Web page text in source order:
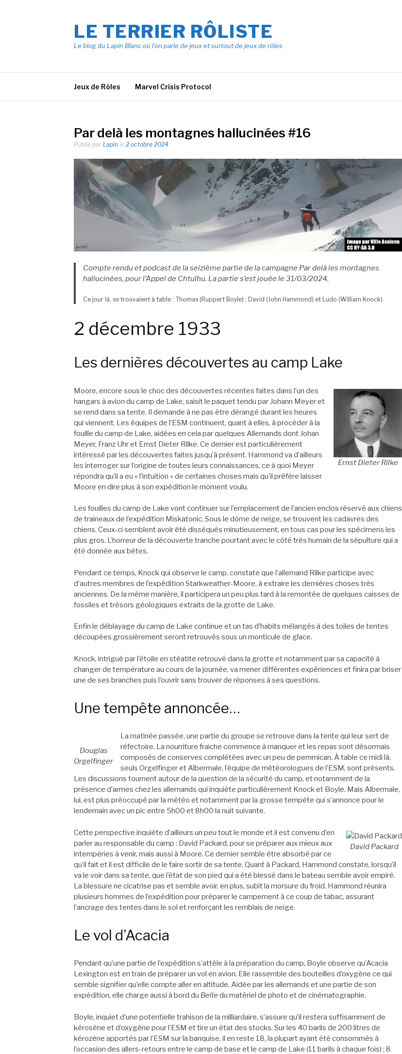
LE TERRIER RÔLISTE
Le blog du Lapin Blanc où l'on parle de jeux et surtout de jeux de rôles
Jeux de Rôles Marvel Crisis Protocol
Par delà les montagnes hallucinées #16
Publié par Lapin le 2 octobre 2024
Compte rendu et podcast de la seizième partie de la campagne Par delà les montagnes
hallucinées, pour l’Appel de Chtulhu. La partie s’est jouée le 31/03/2024.
Ce jour là, se trouvaient à table : Thomas (Ruppert Boyle) ; David (John Hammond) et Ludo (William Knock).
2 décembre 1933
Les dernières découvertes au camp Lake
Ernst Dieter Rilke
Moore, encore sous le choc des découvertes récentes faites dans l’un des
hangars à avion du camp de Lake, saisit le paquet tendu par Johann Meyer et
se rend dans sa tente. Il demande à ne pas être dérangé durant les heures
qui viennent. Les équipes de l’ESM continuent, quant à elles, à procéder à la
fouille du camp de Lake, aidées en cela par quelques Allemands dont Johan
Meyer, Franz Uhr et Ernst Dieter Rilke. Ce dernier est particulièrement
intéressé par les découvertes faites jusqu’à présent. Hammond va d’ailleurs
les interroger sur l’origine de toutes leurs connaissances, ce à quoi Meyer
répondra qu’il a eu « l’intuition » de certaines choses mais qu’il préfère laisser
Moore en dire plus à son expédition le moment voulu.
Les fouilles du camp de Lake vont continuer sur l’emplacement de l’ancien enclos réservé aux chiens
de traineaux de l’expédition Miskatonic. Sous le dôme de neige, se trouvent les cadavres des
chiens. Ceux-ci semblent avoir été disséqués minutieusement, en tous cas pour les spécimens les
plus gros. L’horreur de la découverte tranche pourtant avec le côté très humain de la sépulture qui a
été donnée aux bêtes.
Pendant ce temps, Knock qui observe le camp, constate que l’allemand Rilke participe avec
d’autres membres de l’expédition Starkweather-Moore, à extraire les dernières choses très
anciennes. De la même manière, il participera un peu plus tard à la remontée de quelques caisses de
fossiles et trésors géologiques extraits de la grotte de Lake.
Enfin le déblayage du camp de Lake continue et un tas d’habits mélangés à des toiles de tentes
découpées grossièrement seront retrouvés sous un monticule de glace.
Knock, intrigué par l’étoile en stéatite retrouvé dans la grotte et notamment par sa capacité à
changer de température au cours de la journée, va mener différentes expériences et finira par briser
une de ses branches puis l’ouvrir sans trouver de réponses à ses questions.
Une tempête annoncée…
Douglas
Orgelfinger
La matinée passée, une partie du groupe se retrouve dans la tente qui leur sert de
réfectoire. La nourriture fraiche commence à manquer et les repas sont désormais
composés de conserves complétées avec un peu de pemmican. À table ce midi là,
seuls Orgelfinger et Albermale, l’équipe de météorologues de l’ESM, sont présents.
Les discussions tournent autour de la question de la sécurité du camp, et notamment de la
présence d’armes chez les allemands qui inquiète particulièrement Knock et Boyle. Mais Albermale,
lui, est plus préoccupé par la météo et notamment par la grosse tempête qui s’annonce pour le
lendemain avec un pic entre 5h00 et 8h00 la nuit suivante.
David Packard
Cette perspective inquiète d’ailleurs un peu tout le monde et il est convenu d’en
parler au responsable du camp : David Packard, pour se préparer aux mieux aux
intempéries à venir, mais aussi à Moore. Ce dernier semble être absorbé par ce
qu’il fait et il est difficile de le faire sortir de sa tente. Quant à Packard, Hammond constate, lorsqu’il
va le voir dans sa tente, que l’état de son pied qui a été blessé dans le bateau semble avoir empiré.
La blessure ne cicatrise pas et semble avoir, en plus, subit la morsure du froid. Hammond réunira
plusieurs hommes de l’expédition pour préparer le campement à ce coup de tabac, assurant
l’ancrage des tentes dans le sol et renforçant les remblais de neige.
Le vol d’Acacia
Pendant qu’une partie de l’expédition s’attèle à la préparation du camp, Boyle observe qu’Acacia
Lexington est en train de préparer un vol en avion. Elle rassemble des bouteilles d’oxygène ce qui
semble signifier qu’elle compte aller en altitude. Aidée par les allemands et une partie de son
expédition, elle charge aussi à bord du Belle du matériel de photo et de cinématographie.
Boyle, inquiet d’une potentielle trahison de la milliardaire, s’assure qu’il restera suffisamment de
kérosène et d’oxygène pour l’ESM et tire un état des stocks. Sur les 40 barils de 200 litres de
kérozène apportés par l’ESM sur la banquise, il en reste 18, la plupart ayant été consommés à
l’occasion des allers-retours entre le camp de base et le camp de Lake (11 barils à chaque fois) ; 8